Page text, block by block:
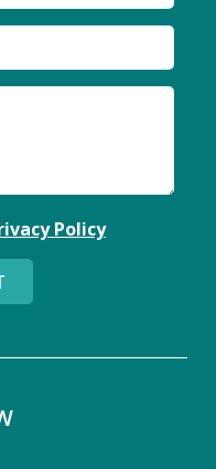
Policy